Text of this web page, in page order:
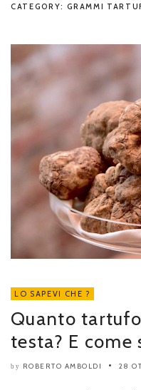
CATEGORY: GRAMMI
LO SAPEVI CHE ?
Quanto
testa? E come
by ROBERTO AMBOLDI 28